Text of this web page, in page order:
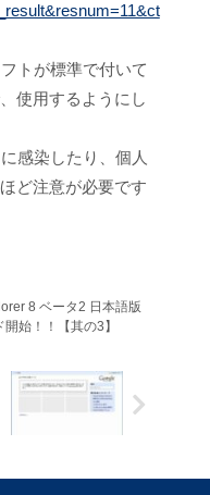
トが標準で付いて
使用するようにし
感染したり、個人
ど注意が必要です
8 ベータ2 日本語版
始！！【其の3】